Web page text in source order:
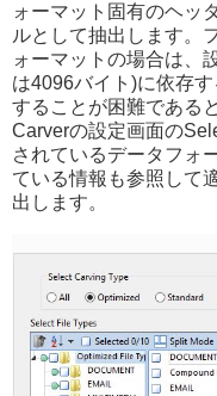
ォーマット固有のヘッ
ルとして抽出します。
ォーマットの場合は、
は4096バイト)に依存
することが困難である
Carverの設定画面の
されているデータフォ
ている情報も参照して
出します。